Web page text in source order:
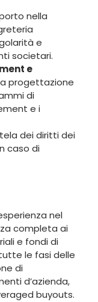
nella
e
societari.
e
progettazione
di
e i
dei diritti dei
caso di
nel
completa ai
e fondi di
le fasi delle
di
d’azienda,
buyouts.